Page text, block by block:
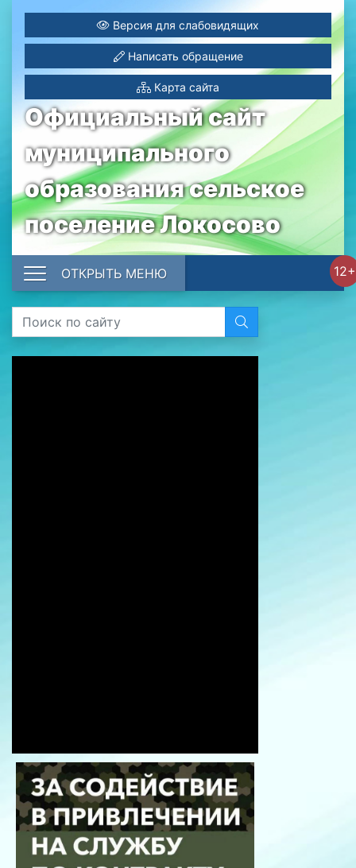
Официальный сайт
муниципального
образования сельское
поселение Локосово
Версия для слабовидящих
Написать обращение
Карта сайта
12+
ОТКРЫТЬ МЕНЮ